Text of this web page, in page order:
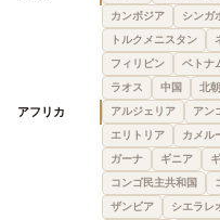
カンボジア
シンガ
トルクメニスタン
フィリピン
ベトナ
ラオス
中国 北
アフリカ アルジェリア アン
エリトリア
カメル
ガーナ
ギニア
コンゴ民主共和国
ザンビア
シエラレ